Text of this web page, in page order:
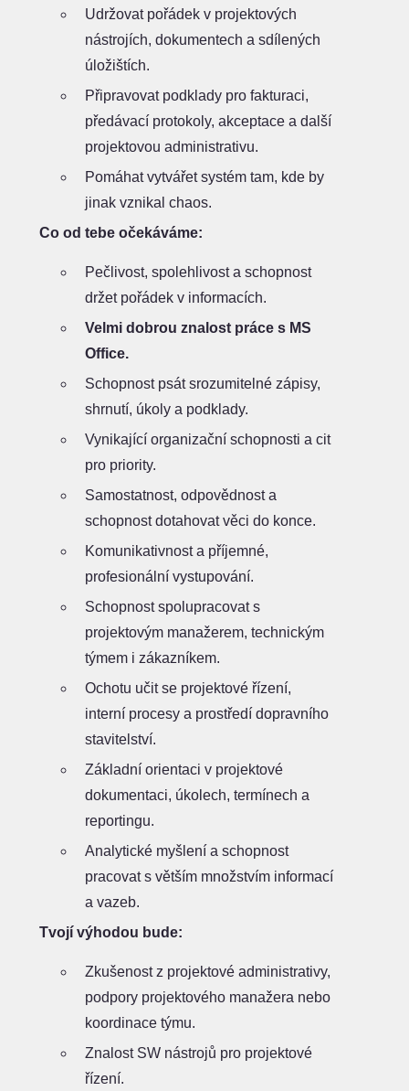
Udržovat pořádek v projektových
nástrojích, dokumentech a sdílených
úložištích.
Připravovat podklady pro fakturaci,
předávací protokoly, akceptace a další
projektovou administrativu.
Pomáhat vytvářet systém tam, kde by
jinak vznikal chaos.
Co od tebe očekáváme:
Pečlivost, spolehlivost a schopnost
držet pořádek v informacích.
Velmi dobrou znalost práce s MS
Office.
Schopnost psát srozumitelné zápisy,
shrnutí, úkoly a podklady.
Vynikající organizační schopnosti a cit
pro priority.
Samostatnost, odpovědnost a
schopnost dotahovat věci do konce.
Komunikativnost a příjemné,
profesionální vystupování.
Schopnost spolupracovat s
projektovým manažerem, technickým
týmem i zákazníkem.
Ochotu učit se projektové řízení,
interní procesy a prostředí dopravního
stavitelství.
Základní orientaci v projektové
dokumentaci, úkolech, termínech a
reportingu.
Analytické myšlení a schopnost
pracovat s větším množstvím informací
a vazeb.
Tvojí výhodou bude:
Zkušenost z projektové administrativy,
podpory projektového manažera nebo
koordinace týmu.
Znalost SW nástrojů pro projektové
řízení.